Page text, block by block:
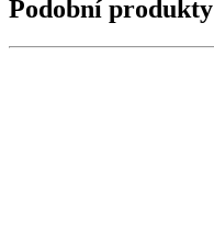
Podobní produkty